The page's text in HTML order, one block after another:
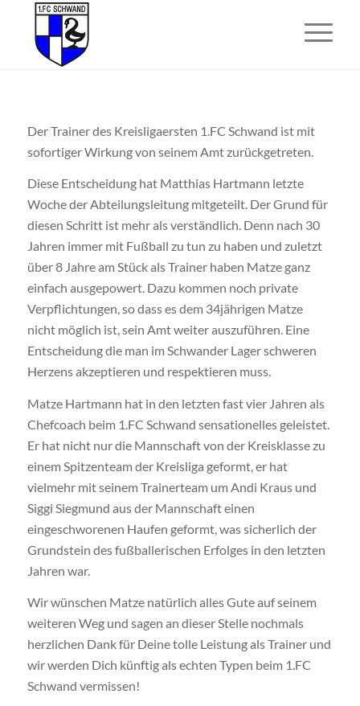
Der Trainer des Kreisligaersten 1.FC Schwand ist mit
sofortiger Wirkung von seinem Amt zurückgetreten.
Diese Entscheidung hat Matthias Hartmann letzte
Woche der Abteilungsleitung mitgeteilt. Der Grund für
diesen Schritt ist mehr als verständlich. Denn nach 30
Jahren immer mit Fußball zu tun zu haben und zuletzt
über 8 Jahre am Stück als Trainer haben Matze ganz
einfach ausgepowert. Dazu kommen noch private
Verpflichtungen, so dass es dem 34jährigen Matze
nicht möglich ist, sein Amt weiter auszuführen. Eine
Entscheidung die man im Schwander Lager schweren
Herzens akzeptieren und respektieren muss.
Matze Hartmann hat in den letzten fast vier Jahren als
Chefcoach beim 1.FC Schwand sensationelles geleistet.
Er hat nicht nur die Mannschaft von der Kreisklasse zu
einem Spitzenteam der Kreisliga geformt, er hat
vielmehr mit seinem Trainerteam um Andi Kraus und
Siggi Siegmund aus der Mannschaft einen
eingeschworenen Haufen geformt, was sicherlich der
Grundstein des fußballerischen Erfolges in den letzten
Jahren war.
Wir wünschen Matze natürlich alles Gute auf seinem
weiteren Weg und sagen an dieser Stelle nochmals
herzlichen Dank für Deine tolle Leistung als Trainer und
wir werden Dich künftig als echten Typen beim 1.FC
Schwand vermissen!